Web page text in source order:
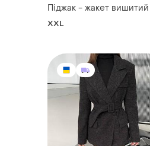
Піджак - жакет вишитий
XXL